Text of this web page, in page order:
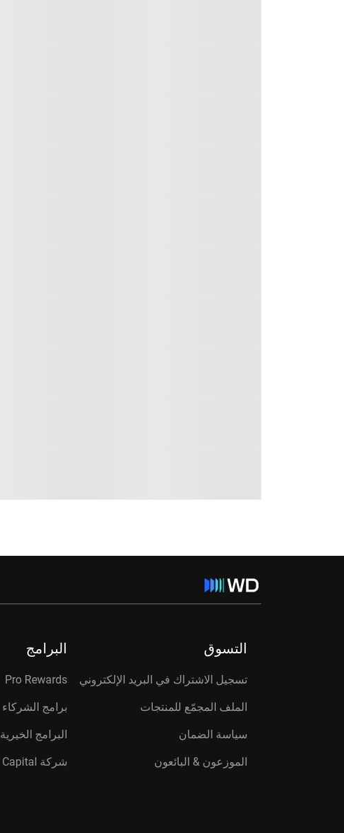
التسوق
تسجيل الاشتراك في البريد الإلكتروني
الملف المجمّع للمنتجات
سياسة الضمان
الموزعون & البائعون
البرامج
Pro Rewards
برامج الشركاء
البرامج الخيرية
شركة Western Digital Capital